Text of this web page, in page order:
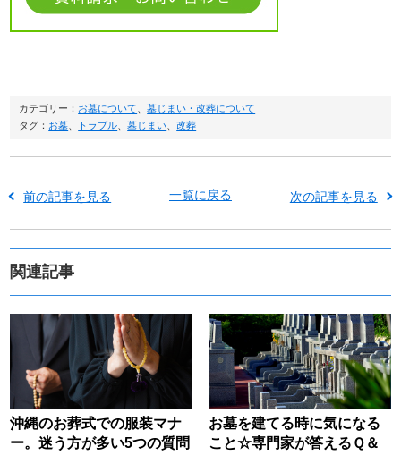
カテゴリー： お墓について 、墓じまい・改葬について
タグ： お墓 トラブル 、墓じまい 、改葬
前の記事を見る 一覧に戻る 次の記事を見る
関連記事
沖縄のお葬式での服装マナ
ー。迷う方が多い5つの質問
お墓を建てる時に気になる
こと☆専門家が答えるＱ＆